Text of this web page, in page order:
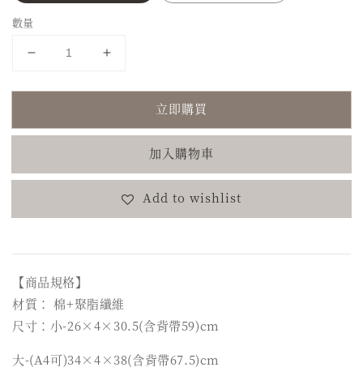
數量
立即購買
加入購物車
Add to wishlist
【商品規格】
材質： 棉+聚脂纖維
尺寸：小-26×4×30.5(含背帶59)cm
大-(A4可)34×4×38(含背帶67.5)cm